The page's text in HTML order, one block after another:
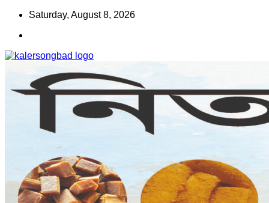
Skip
content
Saturday, August 8, 2026
কালের সংবাদ
www.kalersongbad.com